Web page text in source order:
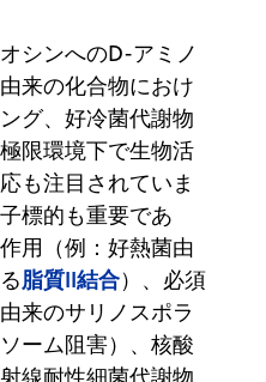
シンへのD-アミノ
来の化合物におけ
グ、好冷菌代謝物
限環境下で生物活
も注目されていま
標的も重要であ
用（例：好熱菌由
脂質II結合）、必須
来のサリノスポラ
ーム阻害）、核酸